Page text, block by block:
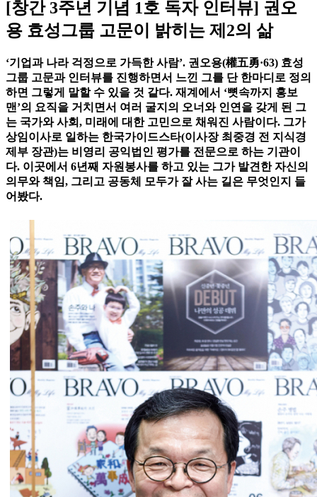
[창간 3주년 기념 1호 독자 인터뷰] 권오
용 효성그룹 고문이 밝히는 제2의 삶
‘기업과 나라 걱정으로 가득한 사람’. 권오용(權五勇·63) 효성
그룹 고문과 인터뷰를 진행하면서 느낀 그를 단 한마디로 정의
하면 그렇게 말할 수 있을 것 같다. 재계에서 ‘뼛속까지 홍보
맨’의 요직을 거치면서 여러 굴지의 오너와 인연을 갖게 된 그
는 국가와 사회, 미래에 대한 고민으로 채워진 사람이다. 그가
상임이사로 일하는 한국가이드스타(이사장 최중경 전 지식경
제부 장관)는 비영리 공익법인 평가를 전문으로 하는 기관이
다. 이곳에서 6년째 자원봉사를 하고 있는 그가 발견한 자신의
의무와 책임, 그리고 공동체 모두가 잘 사는 길은 무엇인지 들
어봤다.